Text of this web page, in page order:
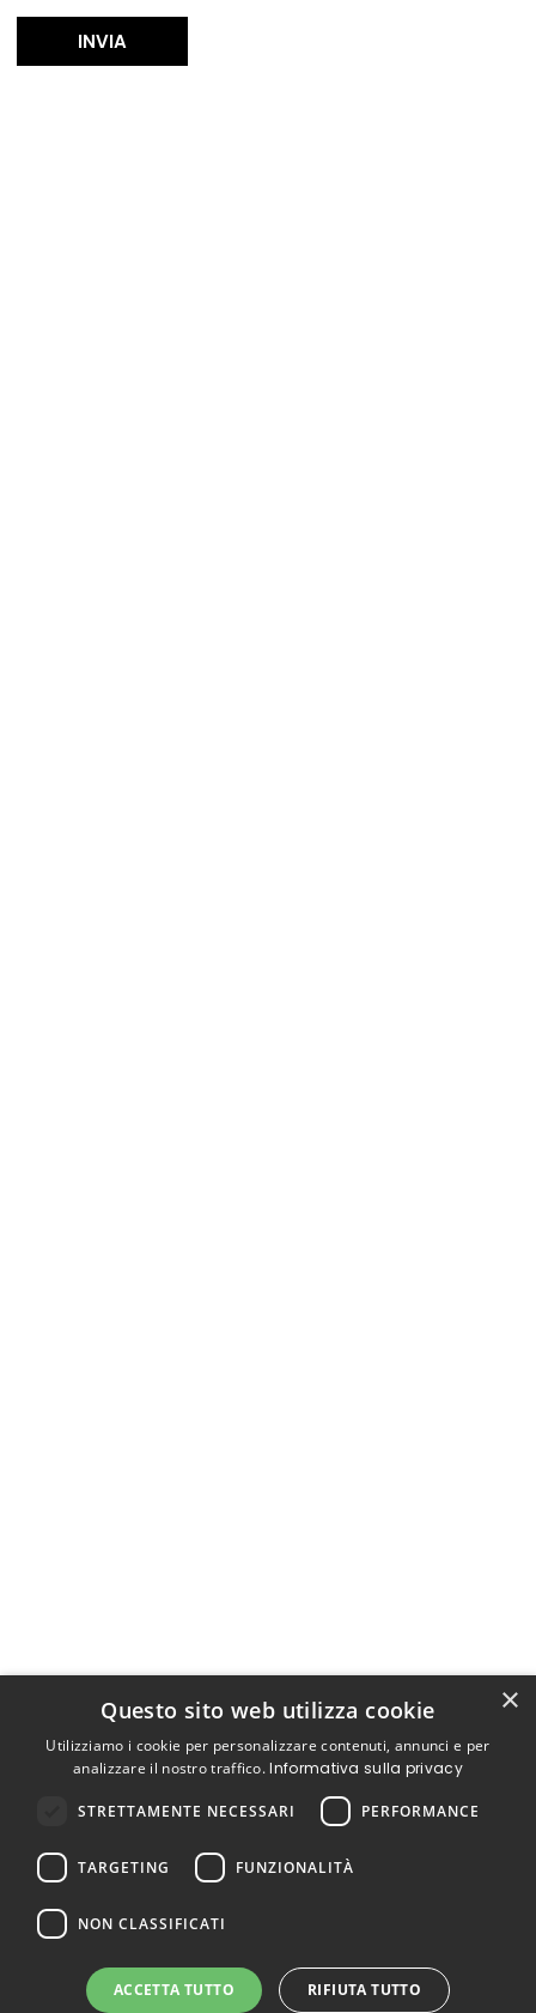
INVIA
×
Questo sito web utilizza cookie
Utilizziamo i cookie per personalizzare contenuti, annunci e per
analizzare il nostro traffico.Informativa sulla privacy
STRETTAMENTE NECESSARI PERFORMANCE
TARGETING FUNZIONALITÀ
NON CLASSIFICATI
ACCETTA TUTTO RIFIUTA TUTTO